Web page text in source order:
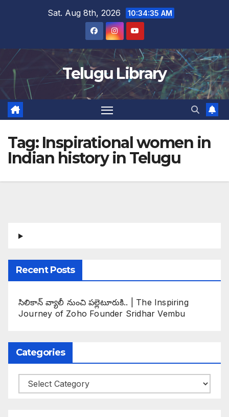
Sat. Aug 8th, 2026 10:34:36 AM
Telugu Library
Tag: Inspirational women in
Indian history in Telugu
Recent Posts
సిలికాన్ వ్యాలీ నుంచి పల్లెటూరుకి.. | The Inspiring
Journey of Zoho Founder Sridhar Vembu
Categories
Categories